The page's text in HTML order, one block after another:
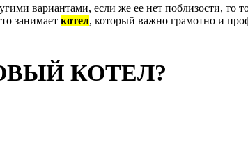
вариантами, если же ее нет поблизости,
занимает котел, который важно грамотно и
КОТЕЛ?